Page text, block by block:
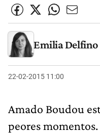
Emilia Delfino
22-02-2015 11:00
Amado Boudou
peores